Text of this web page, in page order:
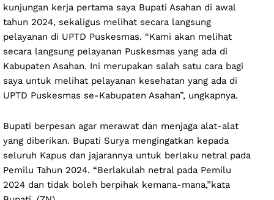
kunjungan kerja pertama saya Bupati Asahan di awal
tahun 2024, sekaligus melihat secara langsung
pelayanan di UPTD Puskesmas. “Kami akan melihat
secara langsung pelayanan Puskesmas yang ada di
Kabupaten Asahan. Ini merupakan salah satu cara bagi
saya untuk melihat pelayanan kesehatan yang ada di
UPTD Puskesmas se-Kabupaten Asahan”, ungkapnya.
Bupati berpesan agar merawat dan menjaga alat-alat
yang diberikan. Bupati Surya mengingatkan kepada
seluruh Kapus dan jajarannya untuk berlaku netral pada
Pemilu Tahun 2024. “Berlakulah netral pada Pemilu
2024 dan tidak boleh berpihak kemana-mana,”kata